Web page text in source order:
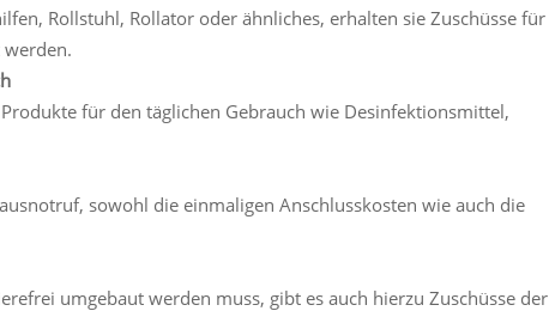
Rollstuhl, Rollator oder ähnliches, erhalten sie Zuschüsse für
für den täglichen Gebrauch wie Desinfektionsmittel,
sowohl die einmaligen Anschlusskosten wie auch die
umgebaut werden muss, gibt es auch hierzu Zuschüsse der